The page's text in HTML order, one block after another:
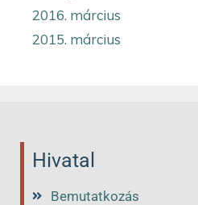
2016. március
2015. március
Hivatal
Bemutatkozás